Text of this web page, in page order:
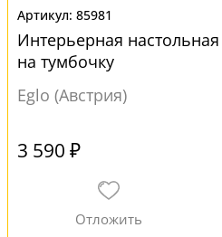
85981
Интерьерная
на тумбочку
Eglo (Австрия)
3 590 ₽